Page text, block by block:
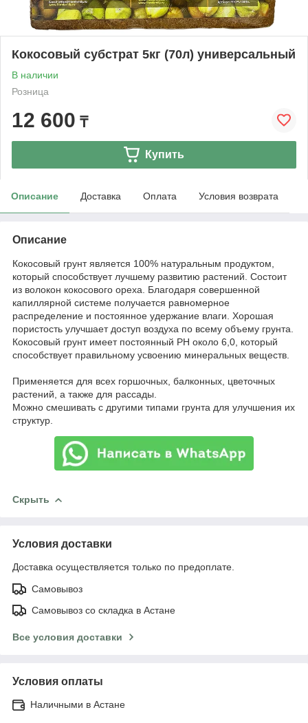
Кокосовый субстрат 5кг (70л) универсальный
В наличии
Розница
12 600 ₸
Купить
Описание Доставка Оплата Условия возврата
Описание
Кокосовый грунт является 100% натуральным продуктом,
который способствует лучшему развитию растений. Состоит
из волокон кокосового ореха. Благодаря совершенной
капиллярной системе получается равномерное
распределение и постоянное удержание влаги. Хорошая
пористость улучшает доступ воздуха по всему объему грунта.
Кокосовый грунт имеет постоянный РН около 6,0, который
способствует правильному усвоению минеральных веществ.
Применяется для всех горшочных, балконных, цветочных
растений, а также для рассады.
Можно смешивать с другими типами грунта для улучшения их
структур.
Скрыть
Условия доставки
Доставка осуществляется только по предоплате.
Самовывоз
Самовывоз со складка в Астане
Все условия доставки
Условия оплаты
Наличными в Астане